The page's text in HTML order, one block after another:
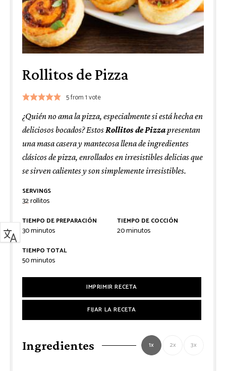
Rollitos de Pizza
5from 1 vote
¿Quién no ama la pizza, especialmente si está hecha en
deliciosos bocados? EstosRollitos de Pizzapresentan
una masa casera y mantecosa llena de ingredientes
clásicos de pizza, enrollados en irresistibles delicias que
se sirven calientes y son simplemente irresistibles.
SERVINGS
32rollitos
TIEMPO DE PREPARACIÓN
30minutos
minutos
TIEMPO DE COCCIÓN
20minutos
minutos
TIEMPO TOTAL
50minutos
minutos
IMPRIMIR RECETA
FIJAR LA RECETA
Ingredientes 1x 2x 3x